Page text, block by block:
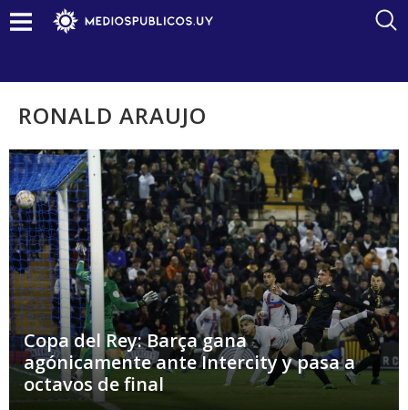
RONALD ARAUJO
Copa del Rey: Barça gana
agónicamente ante Intercity y pasa a
octavos de final